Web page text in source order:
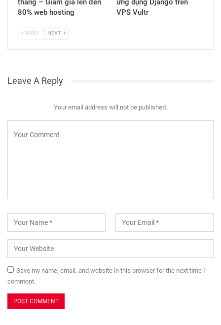
tháng – Giảm giá lên đến
80% web hosting
ứng dụng Django trên
VPS Vultr
PREV NEXT
Leave A Reply
Your email address will not be published.
Save my name, email, and website in this browser for the next time I
comment.